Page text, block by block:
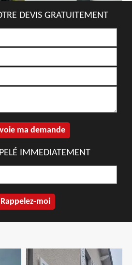
DEVIS GRATUITEMENT
IMMEDIATEMENT